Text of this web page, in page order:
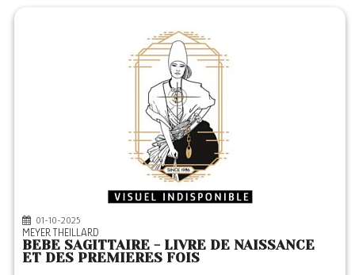
01-10-2025
MEYER THEILLARD
BEBE SAGITTAIRE - LIVRE DE NAISSANCE
ET DES PREMIERES FOIS